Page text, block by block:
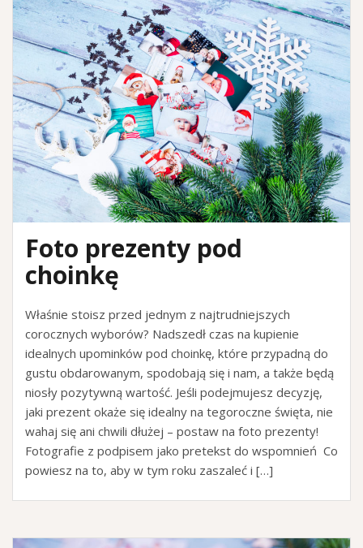
Foto prezenty pod
choinkę
Właśnie stoisz przed jednym z najtrudniejszych
corocznych wyborów? Nadszedł czas na kupienie
idealnych upominków pod choinkę, które przypadną do
gustu obdarowanym, spodobają się i nam, a także będą
niosły pozytywną wartość. Jeśli podejmujesz decyzję,
jaki prezent okaże się idealny na tegoroczne święta, nie
wahaj się ani chwili dłużej – postaw na foto prezenty!
Fotografie z podpisem jako pretekst do wspomnień Co
powiesz na to, aby w tym roku zaszaleć i […]